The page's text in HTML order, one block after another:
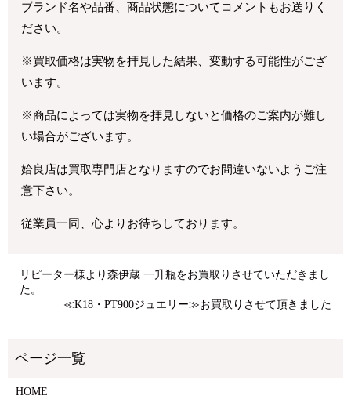
ブランド名や品番、商品状態についてコメントもお送りく
ださい。
※買取価格は実物を拝見した結果、変動する可能性がござ
います。
※商品によっては実物を拝見しないと価格のご案内が難し
い場合がございます。
姶良店は買取専門店となりますのでお間違いないようご注
意下さい。
従業員一同、心よりお待ちしております。
リピーター様より森伊蔵 一升瓶をお買取りさせていただきまし
た。
≪K18・PT900ジュエリー≫お買取りさせて頂きました
HOME